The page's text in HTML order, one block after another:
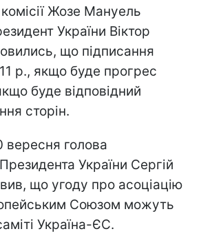
Жозе Мануель
України Віктор
що підписання
р., якщо буде прогрес
буде відповідний
сторін.
голова
Президента України Сергій
що угоду про асоціацію
Союзом можуть
Україна-ЄС.